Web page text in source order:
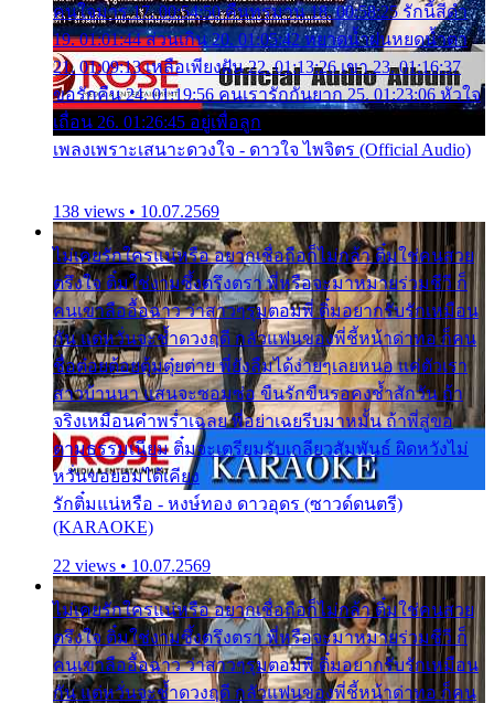
คนใจมาร 17. 00:54:50 คืนทรมาน 18. 00:58:25 รักนี้สีดำ
19. 01:01:44 ส่วนเกิน 20. 01:05:42 หยาดน้ำฝนหยดน้ำตา
21. 01:09:13 เหลือเพียงฝัน 22. 01:13:26 เขา 23. 01:16:37
ขอรักคืน 24. 01:19:56 คนเรารักกันยาก 25. 01:23:06 หัวใจ
เถื่อน 26. 01:26:45 อยู่เพื่อลูก
เพลงเพราะเสนาะดวงใจ - ดาวใจ ไพจิตร (Official Audio)
138 views • 10.07.2569
ไม่เคยรักใครแน่หรือ อยากเชื่อถือก็ไม่กล้า ติ๋มใช่คนสวย
ตรึงใจ ติ๋มใช่งามซึ้งตรึงตรา พี่หรือจะมาหมายร่วมชีวี ก็
คนเขาลืออื้อฉาว ว่าสาวๆรุมตอมพี่ ติ๋มอยากรับรักเหมือน
กัน แต่หวั่นจะช้ำดวงฤดี กลัวแฟนของพี่ชี้หน้าด่าทอ ก็คน
ชื่อต๋อยต้อยตุ้มตุ๋ยต่าย พี่ยังลืมได้ง่ายๆเลยหนอ แค่ตัวเรา
สาวบ้านนา แสนจะซอมซ่อ ขืนรักขืนรอคงช้ำสักวัน ถ้า
จริงเหมือนคำพร่ำเฉลย พี่อย่าเฉยรีบมาหมั้น ถ้าพี่สู่ขอ
ตามธรรมเนียม ติ๋มจะเตรียมรับเกลียวสัมพันธ์ ผิดหวังไม่
หวั่นขอยอมได้เคียง
รักติ๋มแน่หรือ - หงษ์ทอง ดาวอุดร (ซาวด์ดนตรี)
(KARAOKE)
22 views • 10.07.2569
ไม่เคยรักใครแน่หรือ อยากเชื่อถือก็ไม่กล้า ติ๋มใช่คนสวย
ตรึงใจ ติ๋มใช่งามซึ้งตรึงตรา พี่หรือจะมาหมายร่วมชีวี ก็
คนเขาลืออื้อฉาว ว่าสาวๆรุมตอมพี่ ติ๋มอยากรับรักเหมือน
กัน แต่หวั่นจะช้ำดวงฤดี กลัวแฟนของพี่ชี้หน้าด่าทอ ก็คน